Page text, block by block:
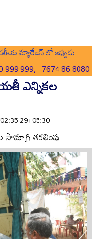
మ్యారేజస్ లో ఇప్పుడు
999 999, 7674 86 8080
ఎన్నికల
తరలింపు